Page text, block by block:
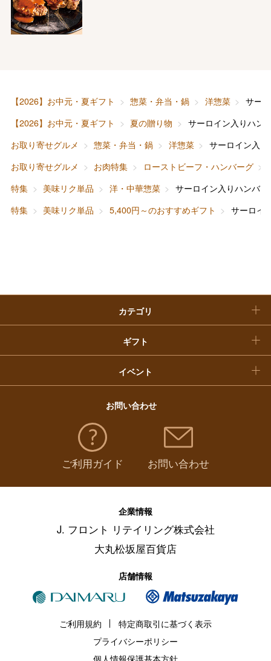
【2026】お中元・夏ギフト 惣菜・弁当・鍋 洋惣菜
サー
【2026】お中元・夏ギフト
夏の贈り物
サーロイン入りハン
お取り寄せグルメ
惣菜・弁当・鍋 洋惣菜
サーロイン入
お取り寄せグルメ
お肉特集 ローストビーフ・ハンバーグ
特集
美味リク単品 洋・中華惣菜
サーロイン入りハンバ
特集
美味リク単品 5,400円～のおすすめギフト サーロイ
カテゴリ
ファッション
ホーム＆インテリア
ベビー＆キッズ
ギフト
出産内祝い
結婚内祝い
お香典返し
快気祝い
イベント
母の日
父の日
お中元
敬老の日
福袋
お問い合わせ
ご利用ガイド お問い合わせ
企業情報
J. フロント リテイリング株式会社
大丸松坂屋百貨店
店舗情報
ご利用規約
特定商取引に基づく表示
プライバシーポリシー
個人情報保護基本方針